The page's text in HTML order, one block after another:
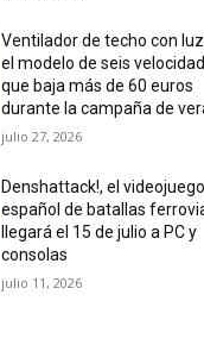
Ventilador de techo con luz
el modelo de seis
que baja más de 60 euros
durante la campaña de
julio 27, 2026
Denshattack!, el videojuego
español de batallas
llegará el 15 de julio a PC y
consolas
julio 11, 2026